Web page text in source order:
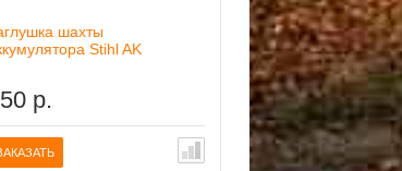
шахты
Stihl AK
р.
Зарядное
AL101
4990 р.
ЗАКАЗАТЬ